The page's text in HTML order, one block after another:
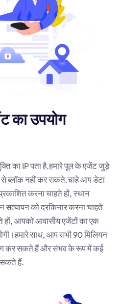
का उपयोग
का IP पता है.हमारे पूल के एजेंट जुड़े
से ब्लॉक नहीं कर सकते.चाहे आप डेटा
करना चाहते हों, स्थान
सत्यापन को दरकिनार करना चाहते
हों, आपको आवासीय एजेंटों का एक
साथ, आप सभी 90 मिलियन
कर सकते हैं और संभव के रूप में कई
सकते हैं.